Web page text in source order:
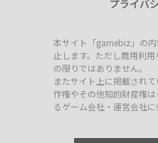
プライバ
本サイト「gamebiz」の
止します。ただし商用利
の限りではありません。
またサイト上に掲載され
作権やその他知的財産権
るゲーム会社・運営会社に